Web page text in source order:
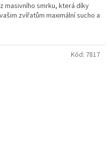
masivního smrku, která díky
zvířatům maximální sucho a
Kód: 7817